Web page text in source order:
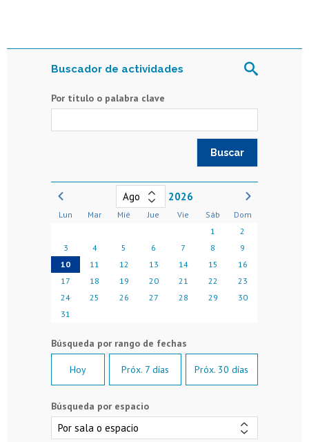
Buscador de actividades
Por título o palabra clave
2026
Lun Mar Mié Jue Vie Sáb
Dom
1
2
3
4 5 6 7 8
9
10
11 12 13 14 15
16
17
18 19 20 21 22
23
24
25 26 27 28 29
30
31
Hoy Próx. 7 días Próx. 30 días
Búsqueda por espacio